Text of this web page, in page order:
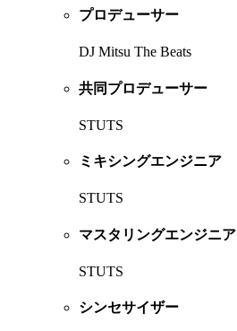
プロデューサー
DJ Mitsu The Beats
共同プロデューサー
STUTS
ミキシングエンジニア
STUTS
マスタリングエンジニア
STUTS
シンセサイザー